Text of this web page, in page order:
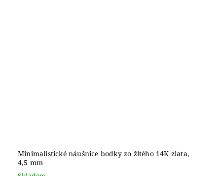
Minimalistické náušnice bodky zo žltého 14K zlata,
4,5 mm